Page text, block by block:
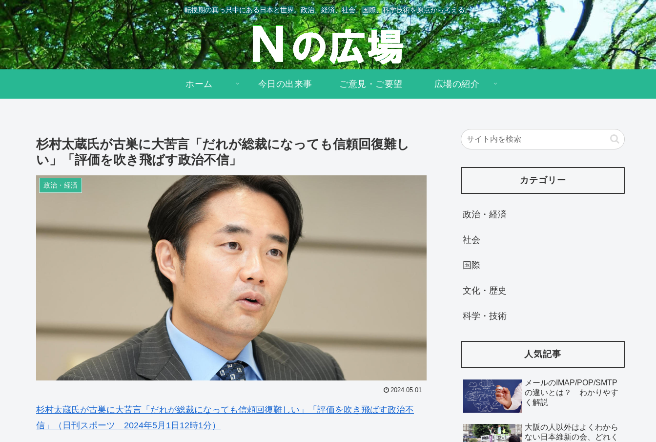
転換期の真っ只中にある日本と世界。政治、経済、社会、国際、科学技術を原点から考える。
ホーム 今日の出来事 ご意見・ご要望 広場の紹介
杉村太蔵氏が古巣に大苦言「だれが総裁になっても信頼回復難し
い」「評価を吹き飛ばす政治不信」
政治・経済
2024.05.01
杉村太蔵氏が古巣に大苦言「だれが総裁になっても信頼回復難しい」「評価を吹き飛ばす政治不
信」（日刊スポーツ 2024年5月1日12時1分）
カテゴリー
政治・経済
社会
国際
文化・歴史
科学・技術
人気記事
メールのIMAP/POP/SMTP
の違いとは？ わかりやす
く解説
大阪の人以外はよくわから
ない日本維新の会、どれく